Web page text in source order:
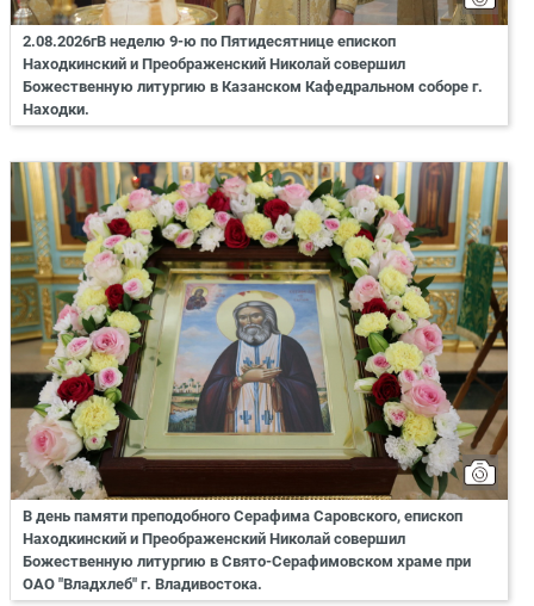
2.08.2026гВ неделю 9-ю по Пятидесятнице епископ
Находкинский и Преображенский Николай совершил
Божественную литургию в Казанском Кафедральном соборе г.
Находки.
В день памяти преподобного Серафима Саровского, епископ
Находкинский и Преображенский Николай совершил
Божественную литургию в Свято-Серафимовском храме при
ОАО "Владхлеб" г. Владивостока.